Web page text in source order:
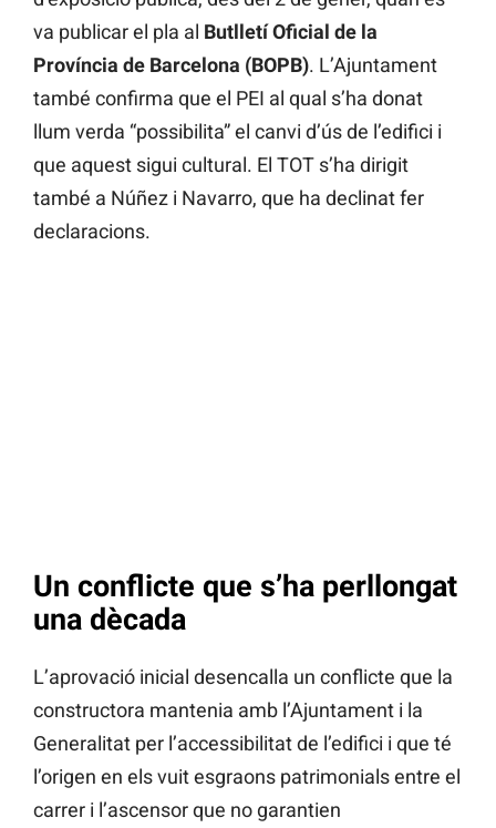
va publicar el pla al Butlletí Oficial de la
Província de Barcelona (BOPB). L’Ajuntament
també confirma que el PEI al qual s’ha donat
llum verda “possibilita” el canvi d’ús de l’edifici i
que aquest sigui cultural. El TOT s’ha dirigit
també a Núñez i Navarro, que ha declinat fer
declaracions.
Un conflicte que s’ha perllongat
una dècada
L’aprovació inicial desencalla un conflicte que la
constructora mantenia amb l’Ajuntament i la
Generalitat per l’accessibilitat de l’edifici i que té
l’origen en els vuit esgraons patrimonials entre el
carrer i l’ascensor que no garantien